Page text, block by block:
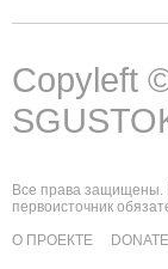
Copyleft
Все права защищены.
первоисточник
О ПРОЕКТЕ
DONATE